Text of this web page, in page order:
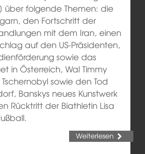
über folgende Themen: die
den Fortschritt der
mit dem Iran, einen
auf den US-Präsidenten,
sowie das
in Österreich, Wal Timmy
sowie den Tod
Banskys neues Kunstwerk
Rücktritt der Biathletin Lisa
Weiterlesen